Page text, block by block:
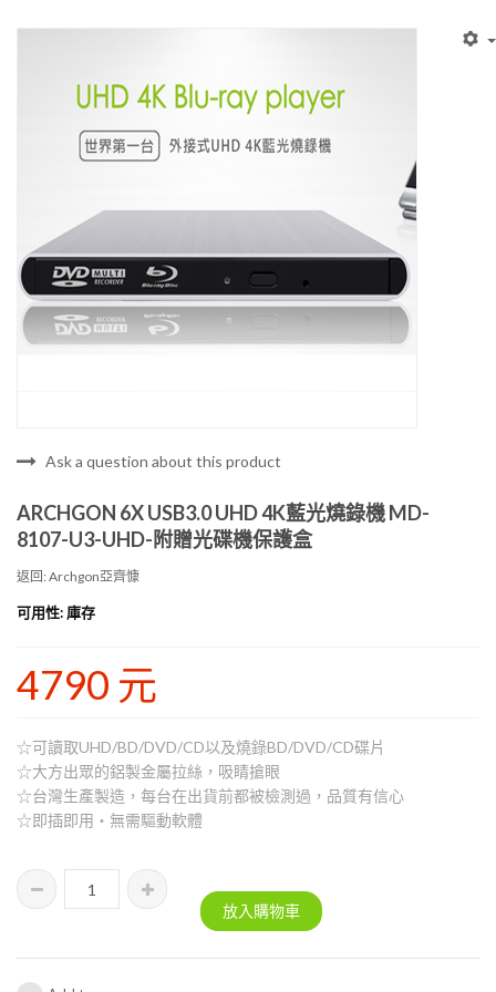
Ask a question about this product
ARCHGON 6X USB3.0 UHD 4K藍光燒錄機 MD-
8107-U3-UHD-附贈光碟機保護盒
返回: Archgon亞齊慷
可用性: 庫存
4790 元
☆可讀取UHD/BD/DVD/CD以及燒錄BD/DVD/CD碟片
☆大方出眾的鋁製金屬拉絲，吸睛搶眼
☆台灣生產製造，每台在出貨前都被檢測過，品質有信心
☆即插即用‧無需驅動軟體